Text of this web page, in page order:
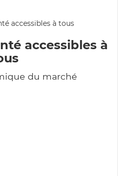
accessibles à
du marché